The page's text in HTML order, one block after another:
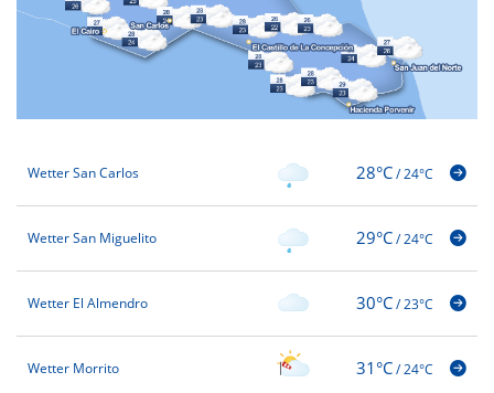
Wetter San Carlos 28°C/24°C
Wetter San Miguelito 29°C/24°C
Wetter El Almendro 30°C/23°C
Wetter Morrito 31°C/24°C